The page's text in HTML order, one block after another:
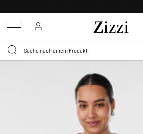
Menu